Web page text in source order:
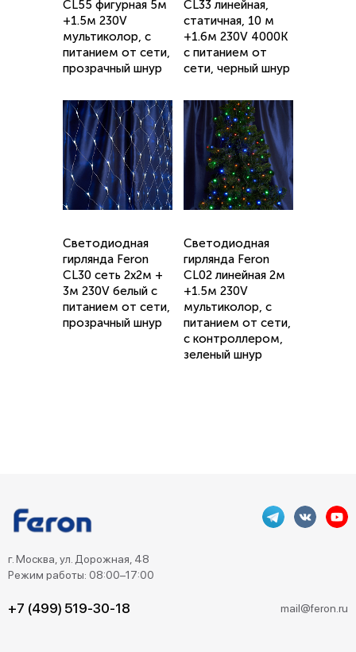
CL55 фигурная 5м
+1.5м 230V
мультиколор, c
питанием от сети,
прозрачный шнур
CL33 линейная,
статичная, 10 м
+1.6м 230V 4000K
c питанием от
сети, черный шнур
Светодиодная
гирлянда Feron
CL30 сеть 2х2м +
3м 230V белый c
питанием от сети,
прозрачный шнур
Светодиодная
гирлянда Feron
CL02 линейная 2м
+1.5м 230V
мультиколор, c
питанием от сети,
с контроллером,
зеленый шнур
г. Москва, ул. Дорожная, 48
Режим работы: 08:00–17:00
+7 (499) 519-30-18 mail@feron.ru